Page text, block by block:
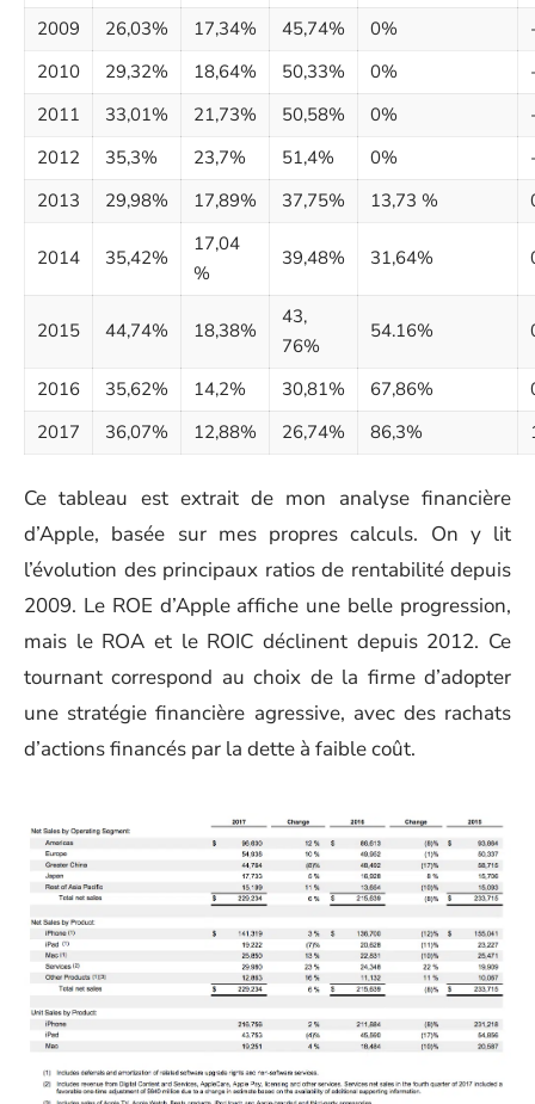
2009 26,03% 17,34% 45,74% 0%
2010
29,32% 18,64% 50,33% 0%
2011
33,01% 21,73% 50,58% 0%
2012
35,3% 23,7% 51,4% 0%
2013
29,98% 17,89% 37,75% 13,73 %
2014 35,42%
17,04
%
39,48% 31,64%
2015 44,74% 18,38%
43,
76%
54.16%
2016 35,62% 14,2% 30,81% 67,86%
2017
36,07% 12,88% 26,74% 86,3%
Ce tableau est extrait de mon analyse financière
d’Apple, basée sur mes propres calculs. On y lit
l’évolution des principaux ratios de rentabilité depuis
2009. Le ROE d’Apple affiche une belle progression,
mais le ROA et le ROIC déclinent depuis 2012. Ce
tournant correspond au choix de la firme d’adopter
une stratégie financière agressive, avec des rachats
d’actions financés par la dette à faible coût.